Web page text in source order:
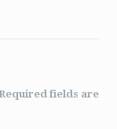
Required fields are